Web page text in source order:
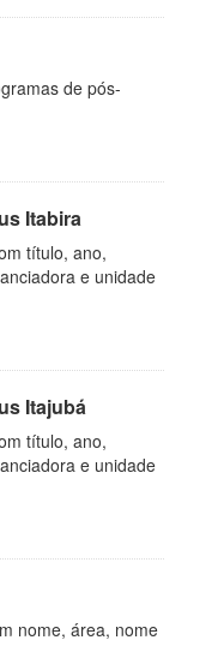
de pós-
Itabira
título, ano,
e unidade
Itajubá
título, ano,
e unidade
nome, área, nome